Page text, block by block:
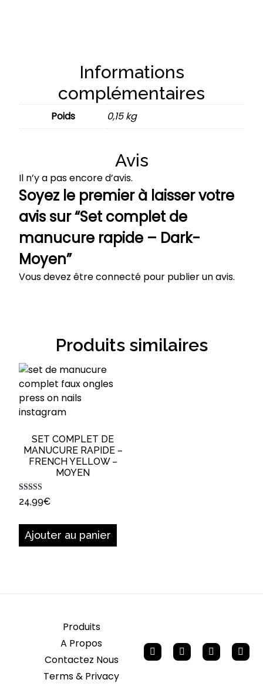
Informations
complémentaires
Poids 0,15 kg
Avis
Il n’y a pas encore d’avis.
Soyez le premier à laisser votre
avis sur “Set complet de
manucure rapide – Dark-
Moyen”
Vous devez êtreconnecté pour publier un avis.
Produits similaires
SET COMPLET DE
MANUCURE RAPIDE –
FRENCH YELLOW –
MOYEN
Note
5.00
24,99€
Ajouter au panier
Produits
A Propos
Contactez Nous
Terms & Privacy